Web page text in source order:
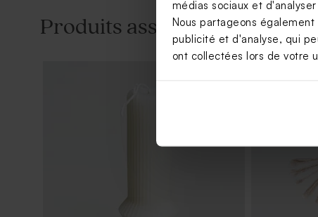
médias sociaux et
Nous partageons
publicité et d'analyse, qui
ont collectées lors de votre
Produits associés